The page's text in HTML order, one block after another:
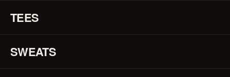
TEES
SWEATS
en